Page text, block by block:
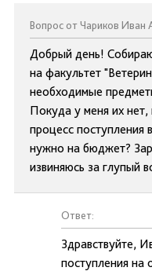
Вопрос от Чариков Иван
Добрый день!
на факультет
необходимые
Покуда у меня их нет,
процесс поступления
нужно на бюджет?
извиняюсь за глупый
Ответ:
Здравствуйте,
поступления